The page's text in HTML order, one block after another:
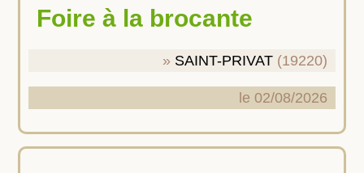
Foire à la brocante
SAINT-PRIVAT (19220)
le 02/08/2026